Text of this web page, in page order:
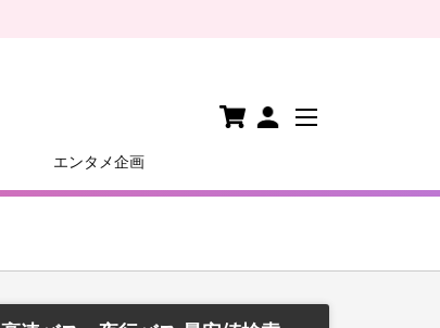
エンタメ企画